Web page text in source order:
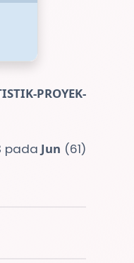
PROYEK-
pada Jun (61)